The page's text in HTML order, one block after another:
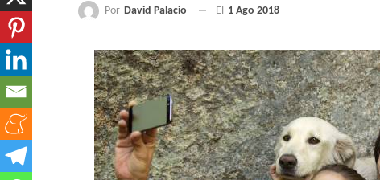
Por David Palacio El 1 Ago 2018